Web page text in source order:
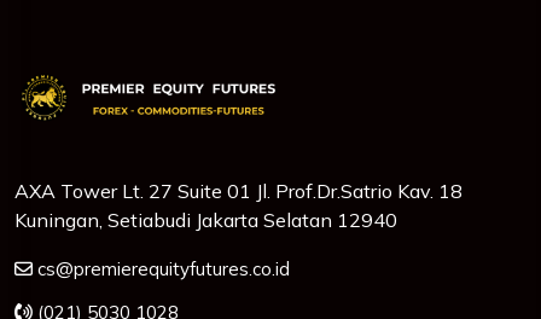
AXA Tower Lt. 27 Suite 01 Jl. Prof.Dr.Satrio Kav. 18
Kuningan, Setiabudi Jakarta Selatan 12940
cs@premierequityfutures.co.id
(021) 5030 1028